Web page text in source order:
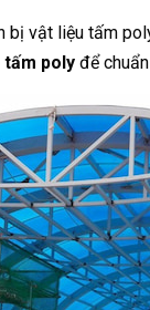
bị vật liệu tấm
tấm poly để